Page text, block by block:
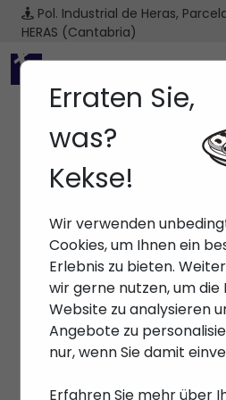
Pol. Industrial de Heras,
HERAS (Cantabria)
Anfang> Marken >
Erraten Sie,
was?
Kekse!
Wir verwenden
Cookies, um Ihnen ein
Erlebnis zu bieten.
wir gerne nutzen, um die
Website zu analysieren
Angebote zu
nur, wenn Sie damit
Erfahren Sie mehr über